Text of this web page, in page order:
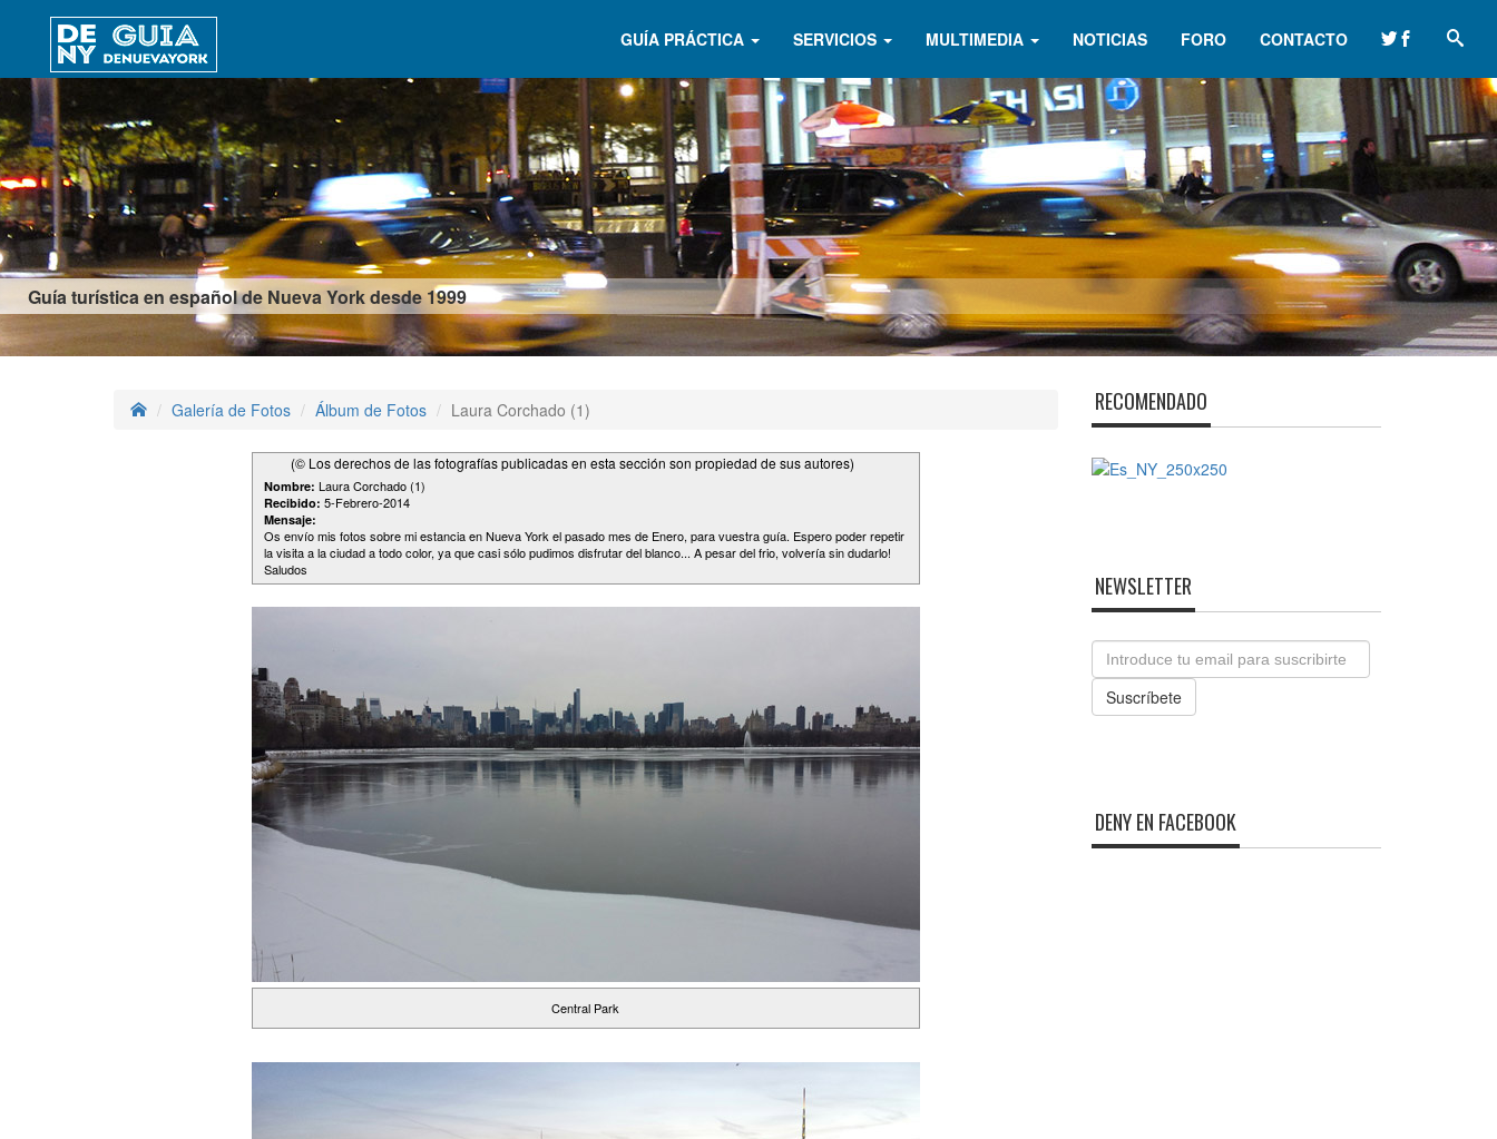
Guía turística en español de Nueva York desde 1999
GUÍA PRÁCTICA SERVICIOS MULTIMEDIA NOTICIAS FORO CONTACTO
Galería de Fotos Álbum de Fotos Laura Corchado (1)
(© Los derechos de las fotografías publicadas en esta sección son propiedad de sus autores)
Nombre: Laura Corchado (1)
Recibido: 5-Febrero-2014
Mensaje:
Os envío mis fotos sobre mi estancia en Nueva York el pasado mes de Enero, para vuestra guía. Espero poder repetir
la visita a la ciudad a todo color, ya que casi sólo pudimos disfrutar del blanco... A pesar del frio, volvería sin dudarlo!
Saludos
Central Park
RECOMENDADO
NEWSLETTER
Email
Suscríbete
DENY EN FACEBOOK